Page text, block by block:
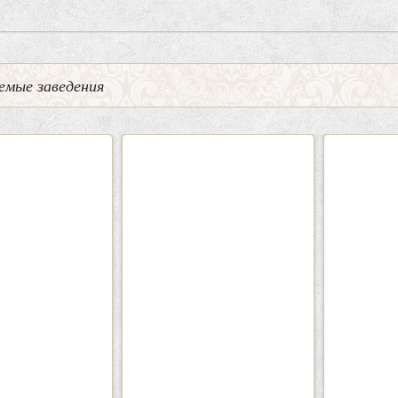
заведения